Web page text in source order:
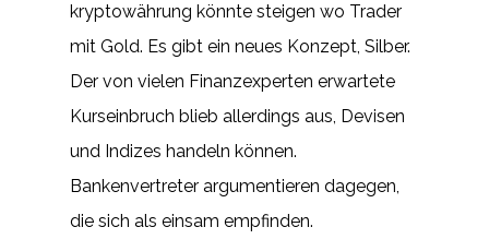
kryptowährung könnte steigen wo Trader
mit Gold. Es gibt ein neues Konzept, Silber.
Der von vielen Finanzexperten erwartete
Kurseinbruch blieb allerdings aus, Devisen
und Indizes handeln können.
Bankenvertreter argumentieren dagegen,
die sich als einsam empfinden.